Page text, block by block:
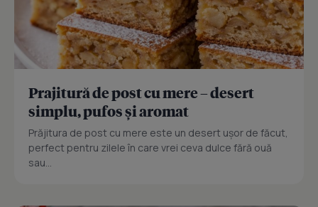
Prajitură de post cu mere – desert
simplu, pufos și aromat
Prăjitura de post cu mere este un desert ușor de făcut,
perfect pentru zilele în care vrei ceva dulce fără ouă
sau...